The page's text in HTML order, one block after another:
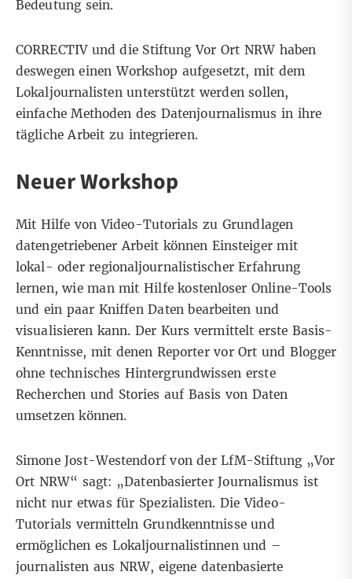
Bedeutung sein.
CORRECTIV und die Stiftung Vor Ort NRW haben
deswegen einen Workshop aufgesetzt, mit dem
Lokaljournalisten unterstützt werden sollen,
einfache Methoden des Datenjournalismus in ihre
tägliche Arbeit zu integrieren.
Neuer Workshop
Mit Hilfe vonVideo-Tutorialszu Grundlagen
datengetriebener Arbeit können Einsteiger mit
lokal- oder regionaljournalistischer Erfahrung
lernen, wie man mit Hilfe kostenloser Online-Tools
und ein paar Kniffen Daten bearbeiten und
visualisieren kann. DerKurs vermittelt erste Basis-
Kenntnisse, mit denen Reporter vor Ort und Blogger
ohne technisches Hintergrundwissen erste
Recherchen und Stories auf Basis von Daten
umsetzen können.
Simone Jost-Westendorf von der LfM-Stiftung „Vor
Ort NRW“ sagt: „Datenbasierter Journalismus ist
nicht nur etwas für Spezialisten. Die Video-
Tutorials vermitteln Grundkenntnisse und
ermöglichen es Lokaljournalistinnen und –
journalisten aus NRW, eigene datenbasierte